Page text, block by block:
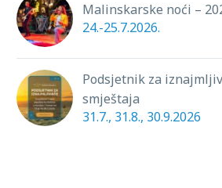
Malinskarske noći –
24.-25.7.2026.
Podsjetnik za
smještaja
31.7., 31.8., 30.9.2026